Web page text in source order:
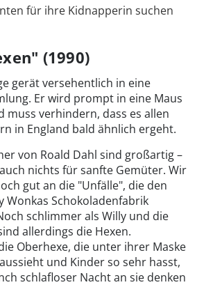
für ihre Kidnapperin suchen
(1990)
gerät versehentlich in eine
Er wird prompt in eine Maus
muss verhindern, dass es allen
in England bald ähnlich ergeht.
von Roald Dahl sind großartig –
nichts für sanfte Gemüter. Wir
gut an die "Unfälle", die den
Wonkas Schokoladenfabrik
schlimmer als Willy und die
allerdings die Hexen.
Oberhexe, die unter ihrer Maske
und Kinder so sehr hasst,
schlafloser Nacht an sie denken